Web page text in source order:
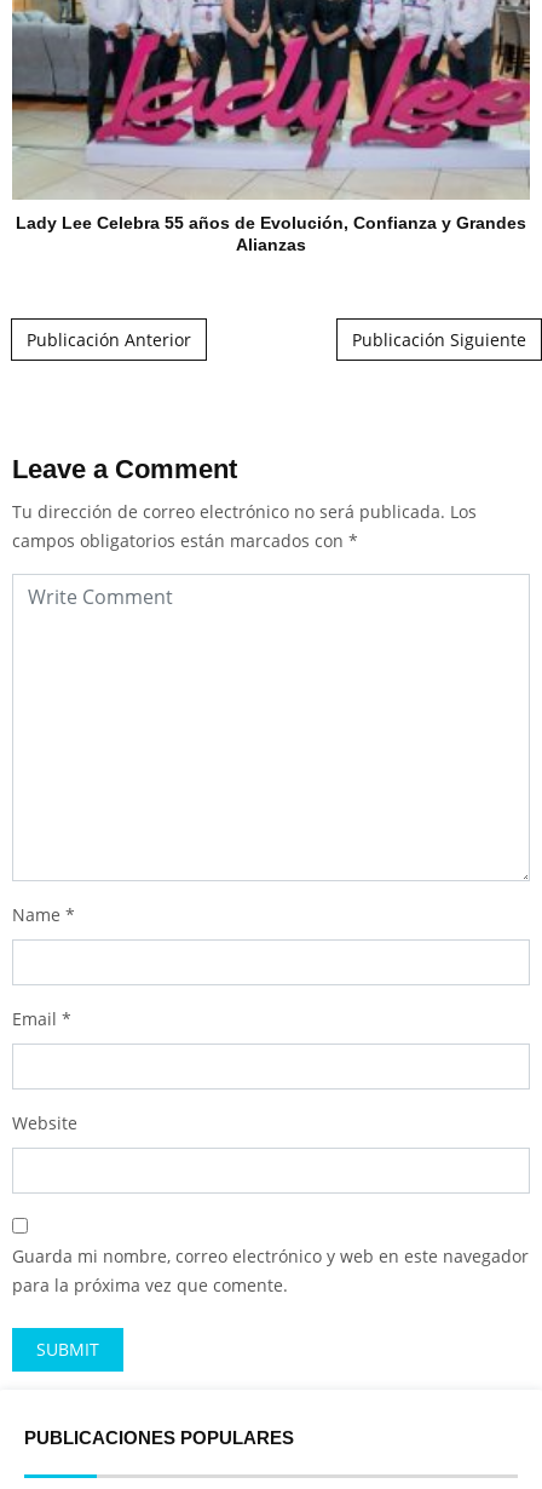
Lady Lee Celebra 55 años de Evolución, Confianza y Grandes
Alianzas
Publicación Anterior Publicación Siguiente
Leave a Comment
Tu dirección de correo electrónico no será publicada. Los
campos obligatorios están marcados con *
Name *
Email *
Website
Guarda mi nombre, correo electrónico y web en este navegador
para la próxima vez que comente.
PUBLICACIONES POPULARES